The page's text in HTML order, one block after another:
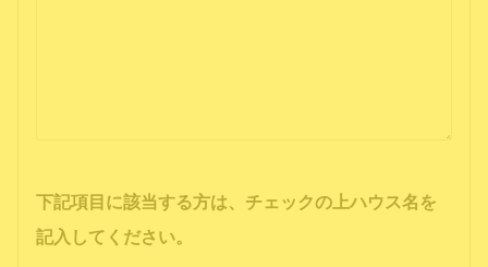
下記項目に該当する方は、チェックの上ハウス名を
記入してください。